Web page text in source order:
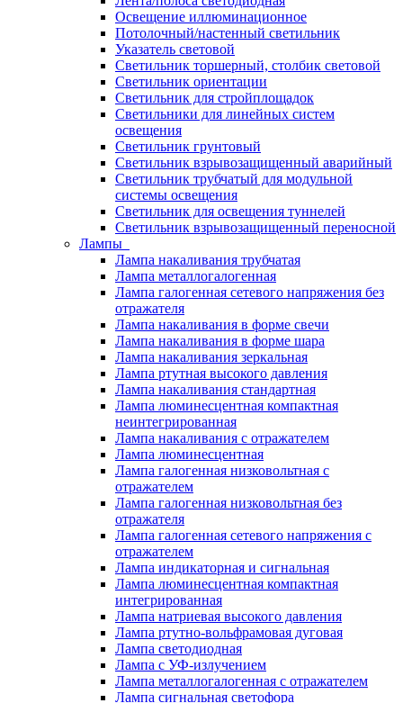
Освещение иллюминационное
Потолочный/настенный светильник
Указатель световой
Светильник торшерный, столбик световой
Светильник ориентации
Светильник для стройплощадок
Светильники для линейных систем
освещения
Светильник грунтовый
Светильник взрывозащищенный аварийный
Светильник трубчатый для модульной
системы освещения
Светильник для освещения туннелей
Светильник взрывозащищенный переносной
Лампы
Лампа накаливания трубчатая
Лампа металлогалогенная
Лампа галогенная сетевого напряжения без
отражателя
Лампа накаливания в форме свечи
Лампа накаливания в форме шара
Лампа накаливания зеркальная
Лампа ртутная высокого давления
Лампа накаливания стандартная
Лампа люминесцентная компактная
неинтегрированная
Лампа накаливания с отражателем
Лампа люминесцентная
Лампа галогенная низковольтная с
отражателем
Лампа галогенная низковольтная без
отражателя
Лампа галогенная сетевого напряжения с
отражателем
Лампа индикаторная и сигнальная
Лампа люминесцентная компактная
интегрированная
Лампа натриевая высокого давления
Лампа ртутно-вольфрамовая дуговая
Лампа светодиодная
Лампа с УФ-излучением
Лампа металлогалогенная с отражателем
Лампа сигнальная светофора